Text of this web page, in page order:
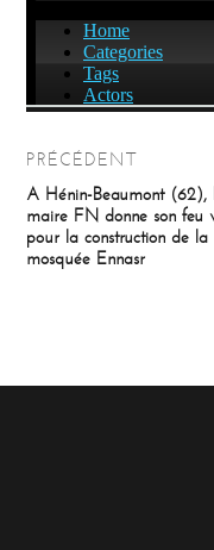
de
l’article
PRÉCÉDENT
Publication
précédente :
A Hénin-Beaumont (62),
maire FN donne son feu
pour la construction de la
mosquée Ennasr